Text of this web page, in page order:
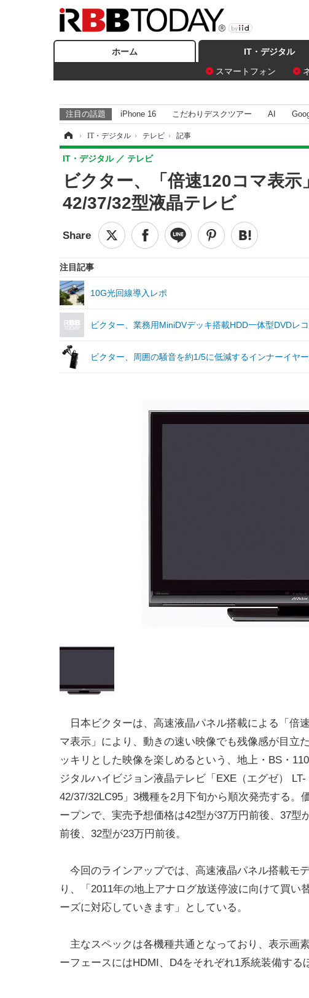
ホーム
IT・デジタル
スマートフォン
注目の話題 iPhone 16 こだわりデスクツアー AI
› IT・デジタル › テレビ › 記事
ビクター、「倍速120コマ表
42/37/32型液晶テレビ
IT・デジタル テレビ
注目記事
10G光回線導入レポ
ビクター、業務用MiniDVデッキ搭載HDD一体型DVDレ
ビクター、周囲の騒音を約1/5に低減するインナーイヤ
日本ビクターは、高速液晶パネル搭載による「倍
マ表示」により、動きの速い映像でも残像感が目立
ッキリとした映像を楽しめるという、地上・BS・
ジタルハイビジョン液晶テレビ「EXE（エグゼ） LT-
42/37/32LC95」3機種を2月下旬から順次発売する。
ープンで、実売予想価格は42型が37万円前後、37型
前後、32型が23万円前後。
今回のラインアップでは、高速液晶パネル搭載モ
り、「2011年の地上アナログ放送停波に向けて買
ーズに対応していきます」としている。
主なスペックは各機種共通となっており、表示画
ーフェースにはHDMI、D4をそれぞれ1系統装備する